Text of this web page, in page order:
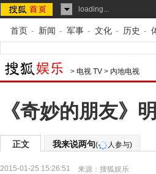
loading...
首页 - 新闻 - 军事 - 文化 - 历史 -
> 电视 TV > 内地电视
《奇妙的朋友》
正文 我来说两句( 人参与)
2015-01-25 15:26:51 来源： 搜狐娱乐